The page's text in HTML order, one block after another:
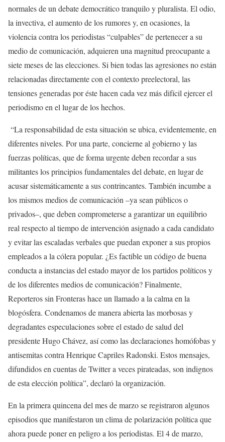
normales de un debate democrático tranquilo y pluralista. El odio,
la invectiva, el aumento de los rumores y, en ocasiones, la
violencia contra los periodistas “culpables” de pertenecer a su
medio de comunicación, adquieren una magnitud preocupante a
siete meses de las elecciones. Si bien todas las agresiones no están
relacionadas directamente con el contexto preelectoral, las
tensiones generadas por éste hacen cada vez más difícil ejercer el
periodismo en el lugar de los hechos.
“La responsabilidad de esta situación se ubica, evidentemente, en
diferentes niveles. Por una parte, concierne al gobierno y las
fuerzas políticas, que de forma urgente deben recordar a sus
militantes los principios fundamentales del debate, en lugar de
acusar sistemáticamente a sus contrincantes. También incumbe a
los mismos medios de comunicación –ya sean públicos o
privados–, que deben comprometerse a garantizar un equilibrio
real respecto al tiempo de intervención asignado a cada candidato
y evitar las escaladas verbales que puedan exponer a sus propios
empleados a la cólera popular. ¿Es factible un código de buena
conducta a instancias del estado mayor de los partidos políticos y
de los diferentes medios de comunicación? Finalmente,
Reporteros sin Fronteras hace un llamado a la calma en la
blogósfera. Condenamos de manera abierta las morbosas y
degradantes especulaciones sobre el estado de salud del
presidente Hugo Chávez, así como las declaraciones homófobas y
antisemitas contra Henrique Capriles Radonski. Estos mensajes,
difundidos en cuentas de Twitter a veces pirateadas, son indignos
de esta elección política”, declaró la organización.
En la primera quincena del mes de marzo se registraron algunos
episodios que manifestaron un clima de polarización política que
ahora puede poner en peligro a los periodistas. El 4 de marzo,